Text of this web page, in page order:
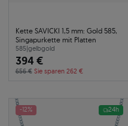
Kette SAVICKI 1,5 mm: Gold 585,
Singapurkette mit Platten
585|gelbgold
394 €
656 € Sie sparen 262 €
-12% 24h